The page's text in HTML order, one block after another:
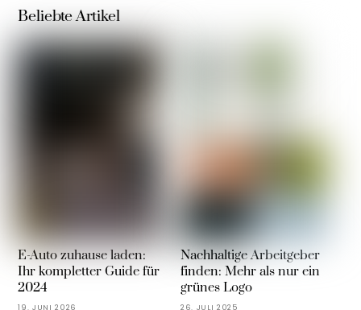
Beliebte Artikel
E-Auto zuhause laden:
Ihr kompletter Guide für
2024
19. JUNI 2026
Nachhaltige Arbeitgeber
finden: Mehr als nur ein
grünes Logo
26. JULI 2025